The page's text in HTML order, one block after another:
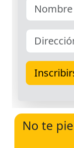
No te